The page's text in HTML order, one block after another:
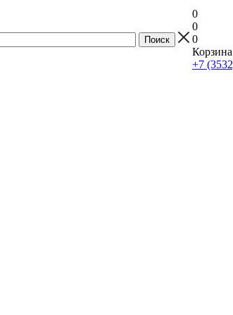
0
0
0
Корзина
+7